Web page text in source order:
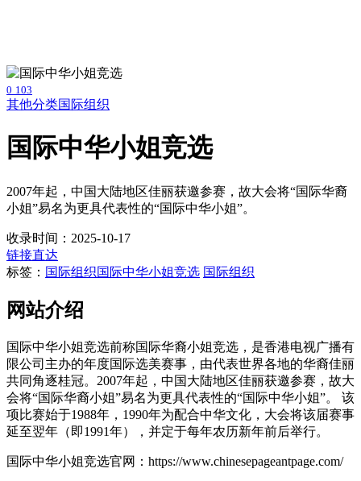
0 103
其他分类国际组织
国际中华小姐竞选
2007年起，中国大陆地区佳丽获邀参赛，故大会将“国际华裔
小姐”易名为更具代表性的“国际中华小姐”。
收录时间：2025-10-17
链接直达
标签： 国际组织国际中华小姐竞选 国际组织
网站介绍
国际中华小姐竞选前称国际华裔小姐竞选，是香港电视广播有
限公司主办的年度国际选美赛事，由代表世界各地的华裔佳丽
共同角逐桂冠。2007年起，中国大陆地区佳丽获邀参赛，故大
会将“国际华裔小姐”易名为更具代表性的“国际中华小姐”。 该
项比赛始于1988年，1990年为配合中华文化，大会将该届赛事
延至翌年（即1991年），并定于每年农历新年前后举行。
国际中华小姐竞选官网：https://www.chinesepageantpage.com/